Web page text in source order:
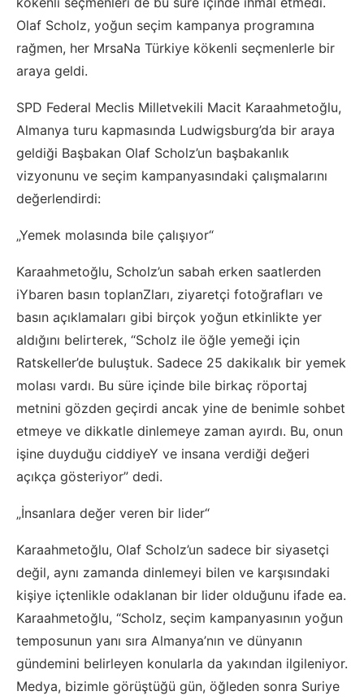
Olaf Scholz, yoğun seçim kampanya programına
rağmen, her MrsaNa Türkiye kökenli seçmenlerle bir
araya geldi.
SPD Federal Meclis Milletvekili Macit Karaahmetoğlu,
Almanya turu kapmasında Ludwigsburg’da bir araya
geldiği Başbakan Olaf Scholz’un başbakanlık
vizyonunu ve seçim kampanyasındaki çalışmalarını
değerlendirdi:
„Yemek molasında bile çalışıyor“
Karaahmetoğlu, Scholz’un sabah erken saatlerden
iYbaren basın toplanZları, ziyaretçi fotoğrafları ve
basın açıklamaları gibi birçok yoğun etkinlikte yer
aldığını belirterek, “Scholz ile öğle yemeği için
Ratskeller’de buluştuk. Sadece 25 dakikalık bir yemek
molası vardı. Bu süre içinde bile birkaç röportaj
metnini gözden geçirdi ancak yine de benimle sohbet
etmeye ve dikkatle dinlemeye zaman ayırdı. Bu, onun
işine duyduğu ciddiyeY ve insana verdiği değeri
açıkça gösteriyor” dedi.
„İnsanlara değer veren bir lider“
Karaahmetoğlu, Olaf Scholz’un sadece bir siyasetçi
değil, aynı zamanda dinlemeyi bilen ve karşısındaki
kişiye içtenlikle odaklanan bir lider olduğunu ifade ea.
Karaahmetoğlu, “Scholz, seçim kampanyasının yoğun
temposunun yanı sıra Almanya’nın ve dünyanın
gündemini belirleyen konularla da yakından ilgileniyor.
Medya, bizimle görüştüğü gün, öğleden sonra Suriye